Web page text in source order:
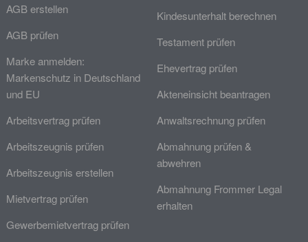
AGB erstellen
AGB prüfen
Marke anmelden:
Markenschutz in Deutschland
und EU
Arbeitsvertrag prüfen
Arbeitszeugnis prüfen
Arbeitszeugnis erstellen
Mietvertrag prüfen
Gewerbemietvertrag prüfen
Kindesunterhalt berechnen
Testament prüfen
Ehevertrag prüfen
Akteneinsicht beantragen
Anwaltsrechnung prüfen
Abmahnung prüfen &
abwehren
Abmahnung Frommer Legal
erhalten